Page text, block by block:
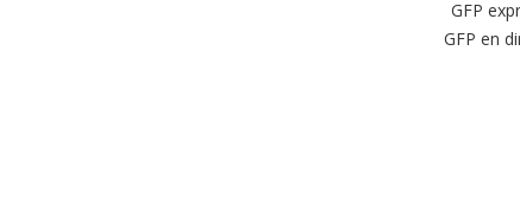
GFP
GFP en